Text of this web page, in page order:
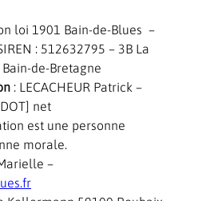
loi 1901 Bain-de-Blues –
: 512632795 – 3B La
de-Bretagne
: LECACHEUR Patrick –
net
est une personne
morale.
–